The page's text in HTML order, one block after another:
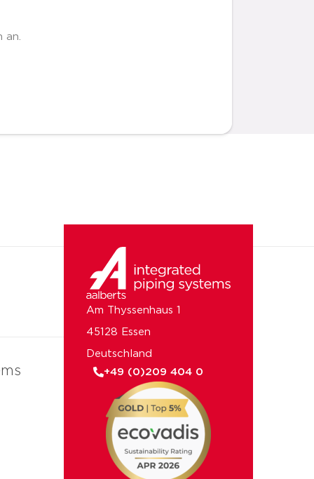
an.
Am Thyssenhaus 1
45128 Essen
Deutschland
+49 (0)209 404 0